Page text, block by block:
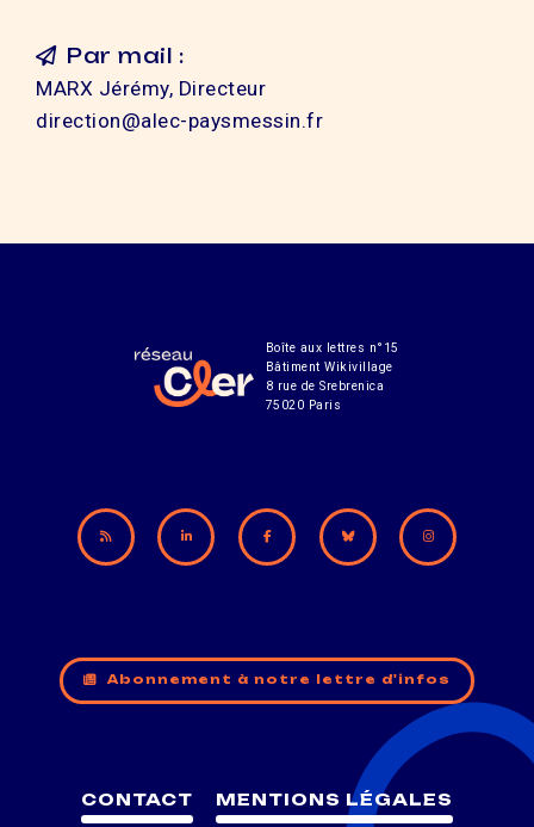
Par mail :
MARX Jérémy, Directeur
direction@alec-paysmessin.fr
Boîte aux lettres n°15
Bâtiment Wikivillage
8 rue de Srebrenica
75020 Paris
Abonnement à notre lettre d'infos
CONTACT MENTIONS LÉGALES